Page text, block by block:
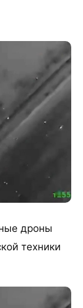
дроны
техники